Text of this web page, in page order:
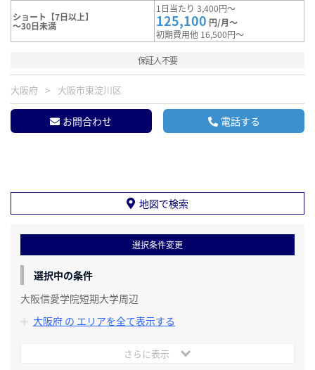
ショート【7日以上】
～30日未満
1日当たり 3,400円～
125,100 円/月～
初期費用他 16,500円～
保証人不要
大阪府 大阪市東淀川区
お問合わせ 電話する
地図で検索
選択条件変更
選択中の条件
大阪信愛学院短期大学周辺
大阪府 の エリアを全て表示する
さらに表示